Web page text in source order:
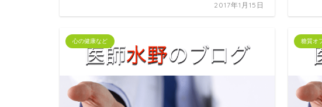
2017年1月15日
心の健康など 糖質オ